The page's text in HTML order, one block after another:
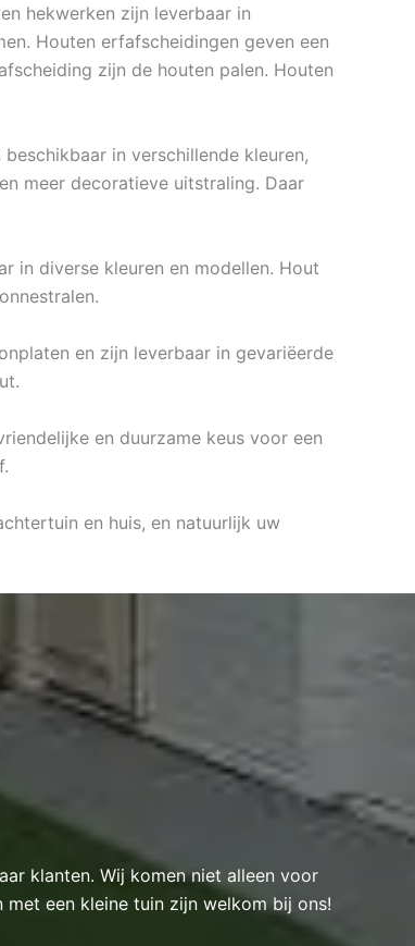
hekwerken zijn leverbaar in
Houten erfafscheidingen geven een
zijn de houten palen. Houten
in verschillende kleuren,
meer decoratieve uitstraling. Daar
in diverse kleuren en modellen. Hout
en zijn leverbaar in gevariëerde
en duurzame keus voor een
en huis, en natuurlijk uw
klanten. Wij komen niet alleen voor
een kleine tuin zijn welkom bij ons!